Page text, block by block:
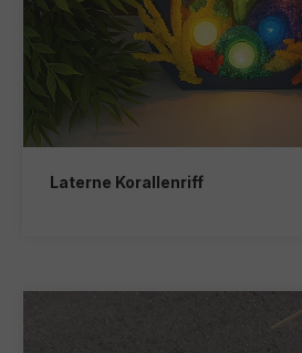
Laterne Korallenriff